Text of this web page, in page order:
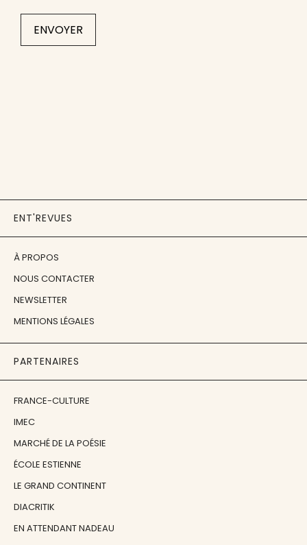
ENT'REVUES
À PROPOS
NOUS CONTACTER
NEWSLETTER
MENTIONS LÉGALES
PARTENAIRES
FRANCE-CULTURE
IMEC
MARCHÉ DE LA POÉSIE
ÉCOLE ESTIENNE
LE GRAND CONTINENT
DIACRITIK
EN ATTENDANT NADEAU